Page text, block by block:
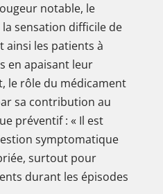
notable, le
sensation difficile de
ainsi les patients à
en apaisant leur
le rôle du médicament
sa contribution au
préventif : « Il est
symptomatique
surtout pour
durant les épisodes